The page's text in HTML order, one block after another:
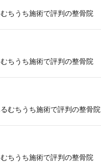
ちうち施術で評判の整骨院
ちうち施術で評判の整骨院
むちうち施術で評判の整骨院
ちうち施術で評判の整骨院